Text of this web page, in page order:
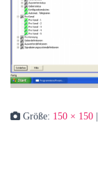
Größe: 150 × 150